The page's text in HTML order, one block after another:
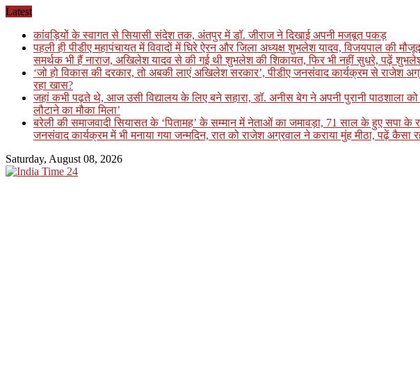
Skip
content
Latest
कांवड़ियों के स्वागत से सियासी संदेश तक, अंतपुर में डॉ. जीराज ने दिखाई अपनी मजबूत पकड़
पहली ही पीडीए महापंचायत में विवादों में घिरे ऐरन और जिला अध्यक्ष शुभलेश यादव, विजयपाल की
समर्थक भी हैं नाराज, अखिलेश यादव से की गई थी शुभलेश की शिकायत, फिर भी नहीं सुधरे, पढ़ें
‘जो हो विकास की दरकार, तो अबकी लाएं अखिलेश सरकार’, पीडीए जनसंवाद कार्यक्रम से
रहा खास?
जहां कभी पढ़ते थे, आज उसी विद्यालय के लिए बने सहारा, डॉ. अनीस बेग ने अपनी पुरानी पाठशाला
लौटाने का मौका मिला’
बरेली की समाजवादी सियासत के ‘पितामह’ के सम्मान में नेताओं का जमावड़ा, 71 साल के हुए सपा के
जनसंवाद कार्यक्रम में भी मनाया गया जन्मदिन, रात को राजेश अग्रवाल ने कराया मुंह मीठा, पढ़ें कैसा
Saturday, August 08, 2026